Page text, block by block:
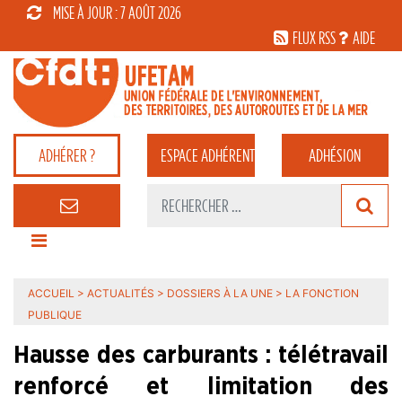
MISE À JOUR : 7 AOÛT 2026
FLUX RSS
AIDE
ADHÉRER ? ESPACEADHÉRENT ADHÉSION
ACCUEIL > ACTUALITÉS > DOSSIERS À LA UNE > LA FONCTION
PUBLIQUE
Hausse des carburants : télétravail
renforcé et limitation des